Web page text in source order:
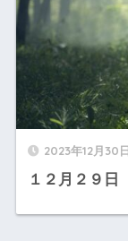
2023年12月30日
１２月２９